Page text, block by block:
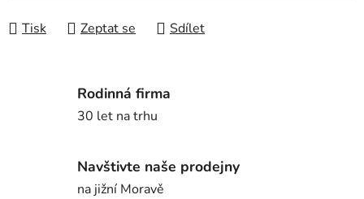
Tisk Zeptat se Sdílet
Rodinná firma
30 let na trhu
Navštivte naše prodejny
na jižní Moravě